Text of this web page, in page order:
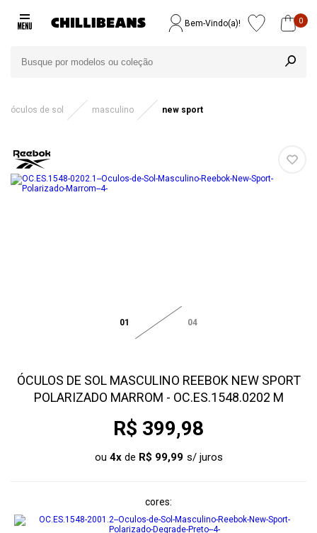
Bem-Vindo(a)! 0
óculos de sol masculino new sport
01 04
ÓCULOS DE SOL MASCULINO REEBOK NEW SPORT
POLARIZADO MARROM - OC.ES.1548.0202 M
R$ 399,98
ou 4xde R$ 99,99
cores